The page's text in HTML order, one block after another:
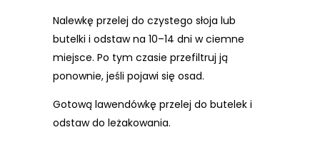
Nalewkę przelej do czystego słoja lub
butelki i odstaw na 10–14 dni w ciemne
miejsce. Po tym czasie przefiltruj ją
ponownie, jeśli pojawi się osad.
Gotową lawendówkę przelej do butelek i
odstaw do leżakowania.